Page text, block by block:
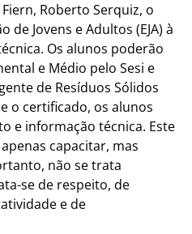
Roberto Serquiz, o
Jovens e Adultos (EJA) à
Os alunos poderão
e Médio pelo Sesi e
de Resíduos Sólidos
o certificado, os alunos
e informação técnica. Este
capacitar, mas
não se trata
se de respeito, de
e de